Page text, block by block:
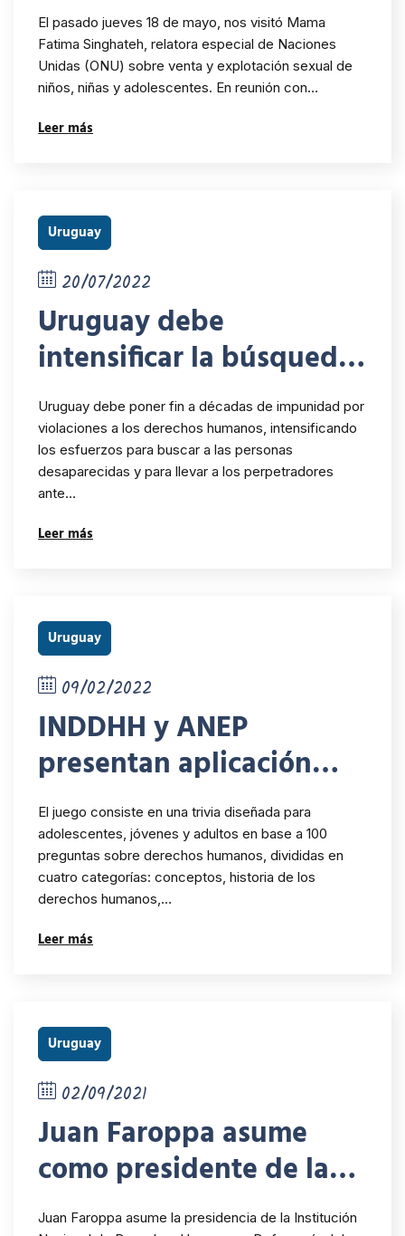
El pasado jueves 18 de mayo, nos visitó Mama
Fatima Singhateh, relatora especial de Naciones
Unidas (ONU) sobre venta y explotación sexual de
niños, niñas y adolescentes. En reunión con…
Leer más
Uruguay
20/07/2022
Uruguay debe
intensificar la búsqueda
de personas
desaparecidas y luchar
contra la impunidad
Uruguay debe poner fin a décadas de impunidad por
violaciones a los derechos humanos, intensificando
los esfuerzos para buscar a las personas
desaparecidas y para llevar a los perpetradores
ante…
Leer más
Uruguay
09/02/2022
INDDHH y ANEP
presentan aplicación
digital para jugar la
trivia “Avanzar en
derechos”
El juego consiste en una trivia diseñada para
adolescentes, jóvenes y adultos en base a 100
preguntas sobre derechos humanos, divididas en
cuatro categorías: conceptos, historia de los
derechos humanos,…
Leer más
Uruguay
02/09/2021
Juan Faroppa asume
como presidente de la
INDDHH
Juan Faroppa asume la presidencia de la Institución